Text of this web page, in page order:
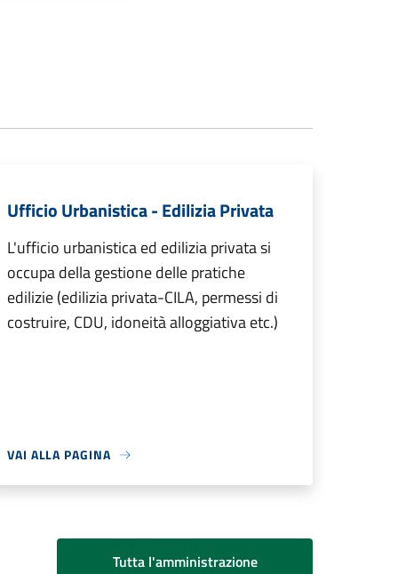
Ufficio Urbanistica - Edilizia Privata
L'ufficio urbanistica ed edilizia privata si
occupa della gestione delle pratiche
edilizie (edilizia privata-CILA, permessi di
costruire, CDU, idoneità alloggiativa etc.)
VAI ALLA PAGINA
Tutta l'amministrazione